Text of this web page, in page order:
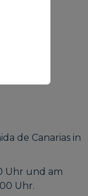
de Canarias in
Uhr und am
Uhr.